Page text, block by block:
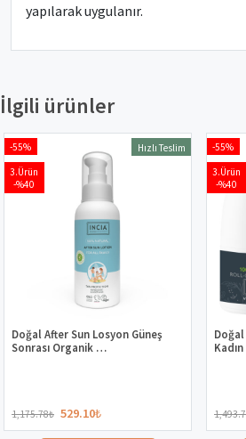
yapılarak uygulanır.
İlgili ürünler
-55%
3.Ürün
-%40
Hızlı Teslim
Doğal After Sun Losyon Güneş
Sonrası Organik …
1,175.78₺ 529.10₺
-55%
3.Ürün
-%40